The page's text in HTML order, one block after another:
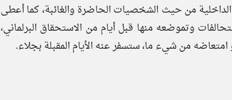
من حيث الشخصيات الحاضرة والغائبة، كما أعطى
وتموضعه منها قبل أيام من الاستحقاق البرلماني،
من شيء ما، ستسفر عنه الأيام المقبلة بجلاء.